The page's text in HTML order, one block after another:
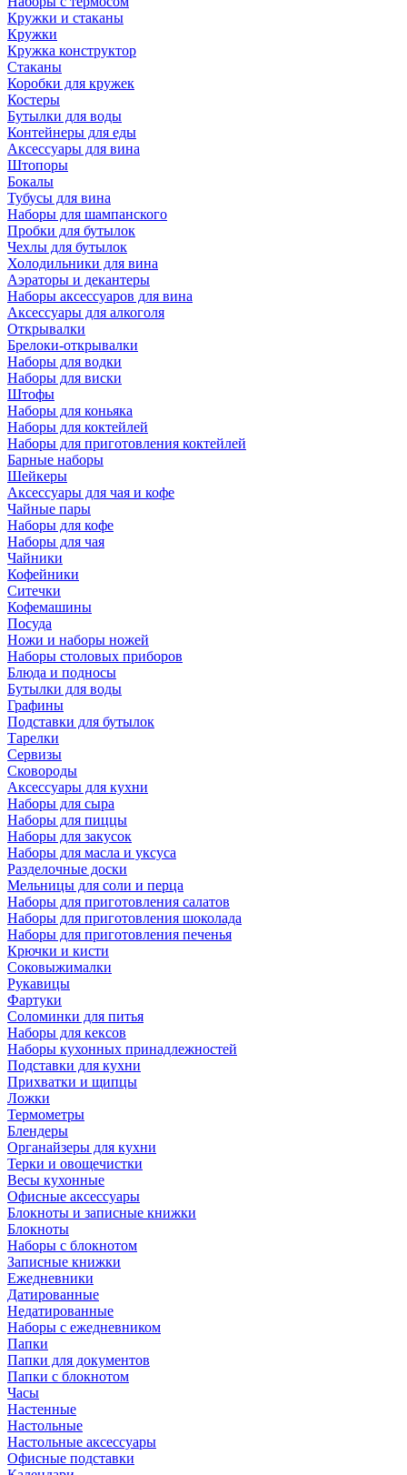
Кружки и стаканы
Кружки
Кружка конструктор
Стаканы
Коробки для кружек
Костеры
Бутылки для воды
Контейнеры для еды
Аксессуары для вина
Штопоры
Бокалы
Тубусы для вина
Наборы для шампанского
Пробки для бутылок
Чехлы для бутылок
Холодильники для вина
Аэраторы и декантеры
Наборы аксессуаров для вина
Аксессуары для алкоголя
Открывалки
Брелоки-открывалки
Наборы для водки
Наборы для виски
Штофы
Наборы для коньяка
Наборы для коктейлей
Наборы для приготовления коктейлей
Барные наборы
Шейкеры
Аксессуары для чая и кофе
Чайные пары
Наборы для кофе
Наборы для чая
Чайники
Кофейники
Ситечки
Кофемашины
Посуда
Ножи и наборы ножей
Наборы столовых приборов
Блюда и подносы
Бутылки для воды
Графины
Подставки для бутылок
Тарелки
Сервизы
Сковороды
Аксессуары для кухни
Наборы для сыра
Наборы для пиццы
Наборы для закусок
Наборы для масла и уксуса
Разделочные доски
Мельницы для соли и перца
Наборы для приготовления салатов
Наборы для приготовления шоколада
Наборы для приготовления печенья
Крючки и кисти
Соковыжималки
Рукавицы
Фартуки
Соломинки для питья
Наборы для кексов
Наборы кухонных принадлежностей
Подставки для кухни
Прихватки и щипцы
Ложки
Термометры
Блендеры
Органайзеры для кухни
Терки и овощечистки
Весы кухонные
Офисные аксессуары
Блокноты и записные книжки
Блокноты
Наборы с блокнотом
Записные книжки
Ежедневники
Датированные
Недатированные
Наборы с ежедневником
Папки
Папки для документов
Папки с блокнотом
Часы
Настенные
Настольные
Настольные аксессуары
Офисные подставки